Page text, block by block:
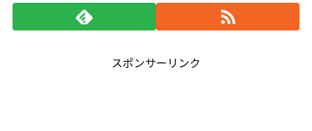
スポンサーリンク